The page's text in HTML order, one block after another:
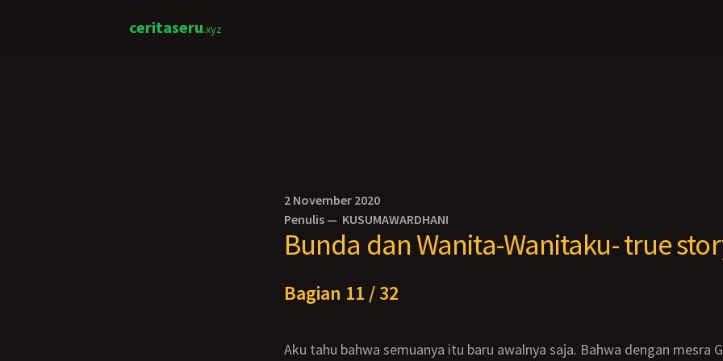
ceritaseru.xyz
2 November 2020
Penulis — KUSUMAWARDHANI
Bunda dan Wanita-Wanitaku- true
Bagian 11 / 32
Aku tahu bahwa semuanya itu baru awalnya saja. Bahwa dengan mesra Gustav